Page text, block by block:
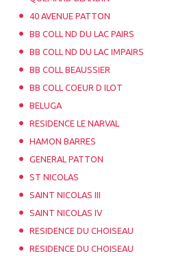
40 AVENUE PATTON
BB COLL ND DU LAC PAIRS
BB COLL ND DU LAC IMPAIRS
BB COLL BEAUSSIER
BB COLL COEUR D ILOT
BELUGA
RESIDENCE LE NARVAL
HAMON BARRES
GENERAL PATTON
ST NICOLAS
SAINT NICOLAS III
SAINT NICOLAS IV
RESIDENCE DU CHOISEAU
RESIDENCE DU CHOISEAU